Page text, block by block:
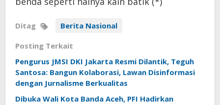
Ditag Berita Nasional
Posting Terkait
Pengurus JMSI DKI Jakarta Resmi Dilantik, Teguh
Santosa: Bangun Kolaborasi, Lawan Disinformasi
dengan Jurnalisme Berkualitas
Dibuka Wali Kota Banda Aceh, PFI Hadirkan